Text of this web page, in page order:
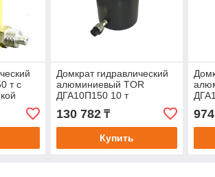
т с
Домкрат гидравлический
алюминиевый TOR
ДГА10П150 10 т
130 782₸
Купить